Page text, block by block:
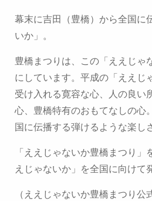
幕末に吉田（豊橋）から全国に
いか」。
豊橋まつりは、この「ええじゃ
にしています。 平成の「ええじ
受け入れる寛容な心、人の良い
心、豊橋特有のおもてなしの心。
国に伝播する弾けるような楽し
「ええじゃないか豊橋まつり」
えじゃないか」を全国に向けて
（ええじゃないか豊橋まつり公